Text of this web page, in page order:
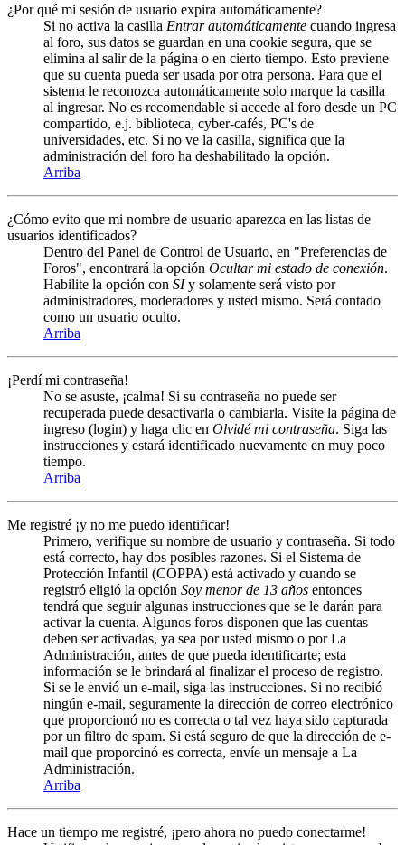
¿Por qué mi sesión de usuario expira automáticamente?
Si no activa la casilla Entrar automáticamente cuando ingresa
al foro, sus datos se guardan en una cookie segura, que se
elimina al salir de la página o en cierto tiempo. Esto previene
que su cuenta pueda ser usada por otra persona. Para que el
sistema le reconozca automáticamente solo marque la casilla
al ingresar. No es recomendable si accede al foro desde un PC
compartido, e.j. biblioteca, cyber-cafés, PC's de
universidades, etc. Si no ve la casilla, significa que la
administración del foro ha deshabilitado la opción.
Arriba
¿Cómo evito que mi nombre de usuario aparezca en las listas de
usuarios identificados?
Dentro del Panel de Control de Usuario, en "Preferencias de
Foros", encontrará la opción Ocultar mi estado de conexión.
Habilite la opción con SIy solamente será visto por
administradores, moderadores y usted mismo. Será contado
como un usuario oculto.
Arriba
¡Perdí mi contraseña!
No se asuste, ¡calma! Si su contraseña no puede ser
recuperada puede desactivarla o cambiarla. Visite la página de
ingreso (login) y haga clic en Olvidé mi contraseña. Siga las
instrucciones y estará identificado nuevamente en muy poco
tiempo.
Arriba
Me registré ¡y no me puedo identificar!
Primero, verifique su nombre de usuario y contraseña. Si todo
está correcto, hay dos posibles razones. Si el Sistema de
Protección Infantil (COPPA) está activado y cuando se
registró eligió la opción Soy menor de 13 años entonces
tendrá que seguir algunas instrucciones que se le darán para
activar la cuenta. Algunos foros disponen que las cuentas
deben ser activadas, ya sea por usted mismo o por La
Administración, antes de que pueda identificarte; esta
información se le brindará al finalizar el proceso de registro.
Si se le envió un e-mail, siga las instrucciones. Si no recibió
ningún e-mail, seguramente la dirección de correo electrónico
que proporcionó no es correcta o tal vez haya sido capturada
por un filtro de spam. Si está seguro de que la dirección de e-
mail que proporcinó es correcta, envíe un mensaje a La
Administración.
Arriba
Hace un tiempo me registré, ¡pero ahora no puedo conectarme!